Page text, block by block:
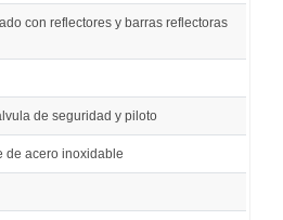
con reflectores y barras reflectoras
de seguridad y piloto
de acero inoxidable